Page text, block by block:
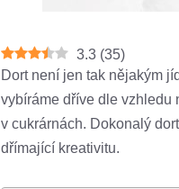
3.3 (35)
Dort není jen tak nějakým
vybíráme dříve dle vzhledu
v cukrárnách. Dokonalý
dřímající kreativitu.